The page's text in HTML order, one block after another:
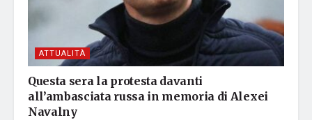
ATTUALITÀ
Questa sera la protesta davanti
all’ambasciata russa in memoria di Alexei
Navalny